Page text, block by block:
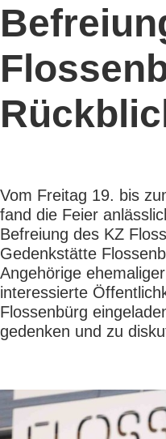
Vom Freitag 19. bis
fand die Feier
Befreiung des KZ
Gedenkstätte
Angehörige
interessierte
Flossenbürg
gedenken und zu